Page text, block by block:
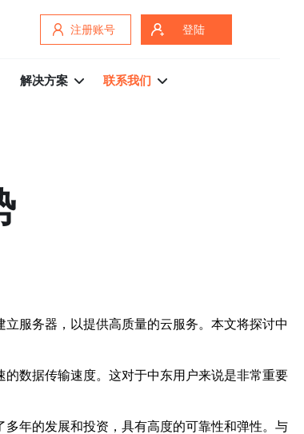
注册账号 登陆
解决方案 联系我们
服务器，以提供高质量的云服务。本文将探讨中
数据传输速度。这对于中东用户来说是非常重要
年的发展和投资，具有高度的可靠性和弹性。与